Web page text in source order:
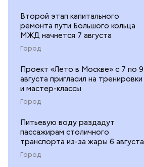
Второй этап капитального
ремонта пути Большого кольца
МЖД начнется 7 августа
Город
Проект «Лето в Москве» с 7 по 9
августа пригласил на тренировки
и мастер-классы
Город
Питьевую воду раздадут
пассажирам столичного
транспорта из-за жары 6 августа
Город